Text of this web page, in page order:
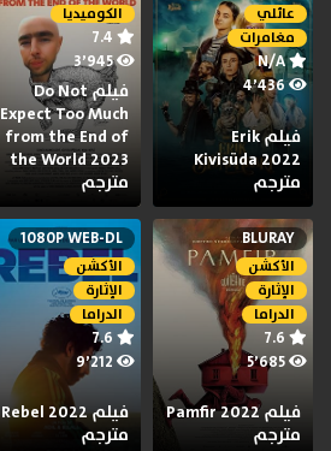
عائلي
مغامرات
N/A
4٬436
فيلم Erik
Kivisüda 2022
مترجم
الكوميديا
7.4
3٬945
فيلم Do Not
Expect Too Much
from the End of
the World 2023
مترجم
BLURAY
الأكشن
الإثارة
الدراما
فيلم Pamfir 2022
مترجم
1080P WEB-DL
الأكشن
الإثارة
الدراما
7.6
9٬212
فيلم Rebel 2022
مترجم